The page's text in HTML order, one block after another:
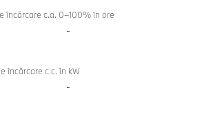
încărcare c.a. 0–100% în ore
-
încărcare c.c. în kW
-